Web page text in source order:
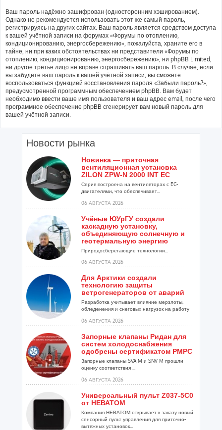
Ваш пароль надёжно зашифрован (односторонним хэшированием).
Однако не рекомендуется использовать этот же самый пароль,
регистрируясь на других сайтах. Ваш пароль является средством доступа
к вашей учётной записи на форумах «Форумы по отоплению,
кондиционированию, энергосбережению», пожалуйста, храните его в
тайне, ни при каких обстоятельствах ни представители «Форумы по
отоплению, кондиционированию, энергосбережению», ни phpBB Limited,
ни другое третье лицо не вправе спрашивать ваш пароль. В случае, если
вы забудете ваш пароль к вашей учётной записи, вы сможете
воспользоваться функцией восстановления пароля «Забыли пароль?»,
предусмотренной программным обеспечением phpBB. Вам будет
необходимо ввести ваше имя пользователя и ваш адрес email, после чего
программное обеспечение phpBB сгенерирует вам новый пароль для
вашей учётной записи.
Новости рынка
Новинка — приточная
вентиляционная установка
ZILON ZPW-N 2000 INT EC
Серия построена на вентиляторах с EC-
двигателями, что обеспечивает...
06 АВГУСТА 2026
Учёные ЮУрГУ создали
каскадную установку,
объединяющую солнечную и
геотермальную энергию
Природосберегающие технологии...
06 АВГУСТА 2026
Для Арктики создали
технологию защиты
ветрогенераторов от аварий
Разработка учитывает влияние мерзлоты,
обледенения и снеговых нагрузок на работу
06 АВГУСТА 2026
Запорные клапаны Ридан для
систем холодоснабжения
одобрены сертификатом РМРС
Запорные клапаны SVA M и SNV M прошли
оценку соответствия ...
06 АВГУСТА 2026
Универсальный пульт Z037-5C0
от НЕВАТОМ
Компания НЕВАТОМ открывает к заказу новый
сенсорный пульт управления для приточно-
вытяжных установок...